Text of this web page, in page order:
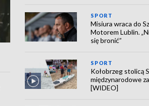
SPORT
Misiura wraca do
Motorem Lublin.
się bronić”
SPORT
Kołobrzeg stolicą
międzynarodowe
[WIDEO]